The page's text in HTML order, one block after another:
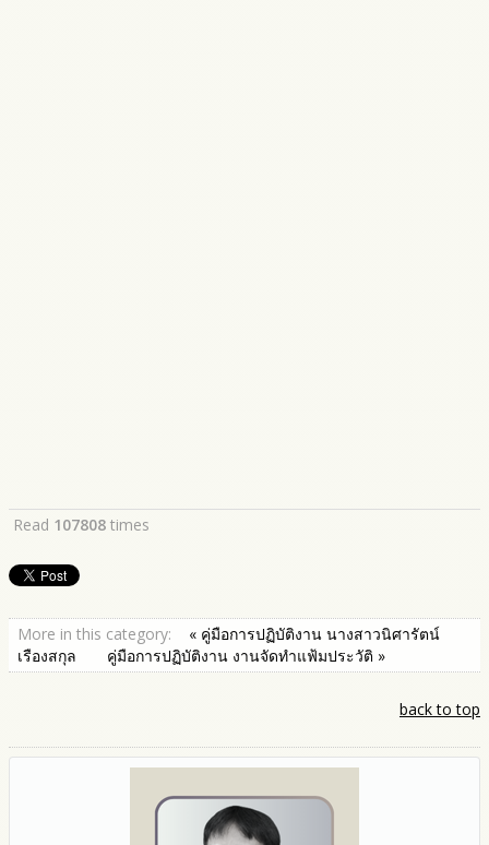
Read 107808 times
More in this category:
« คู่มือการปฏิบัติงาน นางสาวนิศารัตน์
เรืองสกุล
คู่มือการปฏิบัติงาน งานจัดทำแฟ้มประวัติ »
back to top